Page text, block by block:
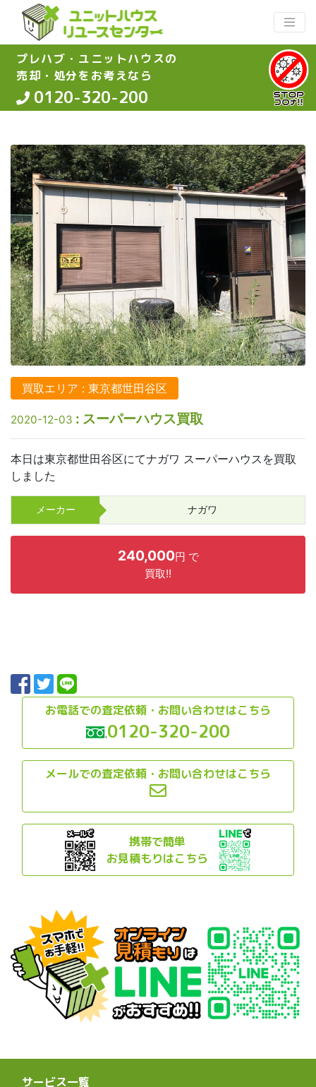
プレハブ・ユニットハウスの
売却・処分をお考えなら
0120-320-200
買取エリア : 東京都世田谷区
2020-12-03 : スーパーハウス買取
本日は東京都世田谷区にてナガワ スーパーハウスを買取
しました
メーカー ナガワ
240,000円 で
買取!!
お電話での査定依頼・お問い合わせはこちら
0120-320-200
メールでの査定依頼・お問い合わせはこちら
携帯で簡単
お見積もりはこちら
サービス一覧